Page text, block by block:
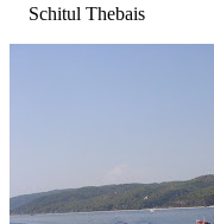
Schitul Thebais